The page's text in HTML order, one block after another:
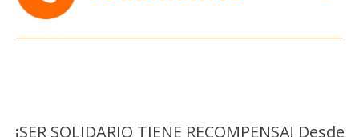
¡SER SOLIDARIO TIENE RECOMPENSA! Desde